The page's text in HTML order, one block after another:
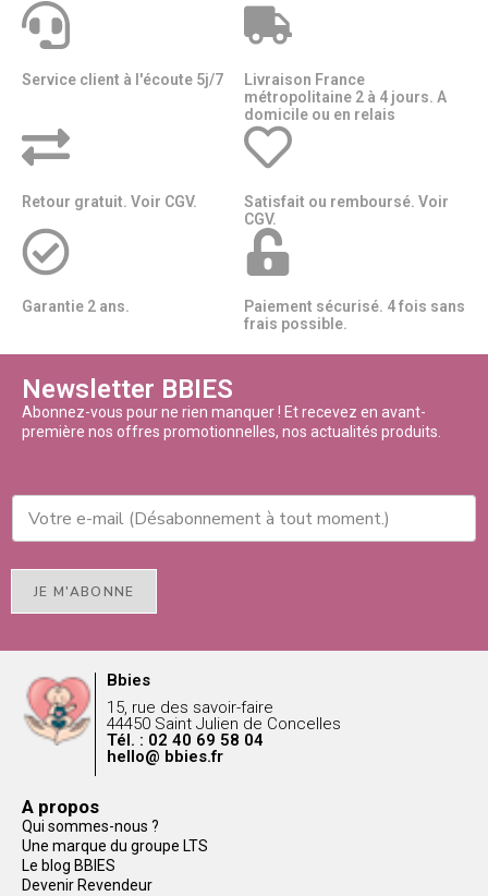
Service client à l'écoute 5j/7
Livraison France
métropolitaine 2 à 4 jours. A
domicile ou en relais​​
Retour gratuit. Voir CGV.
Satisfait ou remboursé. Voir
CGV.
Garantie 2 ans.
Paiement sécurisé. 4 fois sans
frais possible.
Newsletter BBIES
Abonnez-vous pour ne rien manquer ! Et recevez en avant-
première nos offres promotionnelles, nos actualités produits.
JE M'ABONNE
Bbies
15, rue des savoir-faire
44450 Saint Julien de Concelles
Tél. : 02 40 69 58 04
hello@ bbies.fr
A propos
Qui sommes-nous ?
Une marque du groupe LTS
Le blog BBIES
Devenir Revendeur